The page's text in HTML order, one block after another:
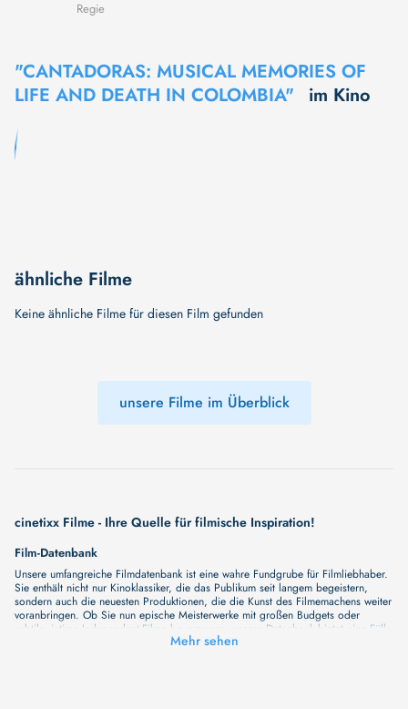
Regie
"CANTADORAS: MUSICAL MEMORIES OF
LIFE AND DEATH IN COLOMBIA"
im Kino
ähnliche Filme
Keine ähnliche Filme für diesen Film gefunden
unsere Filme im Überblick
cinetixx Filme - Ihre Quelle für filmische Inspiration!
Film-Datenbank
Unsere umfangreiche Filmdatenbank ist eine wahre Fundgrube für Filmliebhaber.
Sie enthält nicht nur Kinoklassiker, die das Publikum seit langem begeistern,
sondern auch die neuesten Produktionen, die die Kunst des Filmemachens weiter
voranbringen. Ob Sie nun epische Meisterwerke mit großen Budgets oder
subtile, intime Independent-Filme bevorzugen, unsere Datenbank bietet eine Fülle
von Inhalten, die Ihr Herz und Ihren Geist berühren werden. Beim Durchstöbern
Mehr sehen